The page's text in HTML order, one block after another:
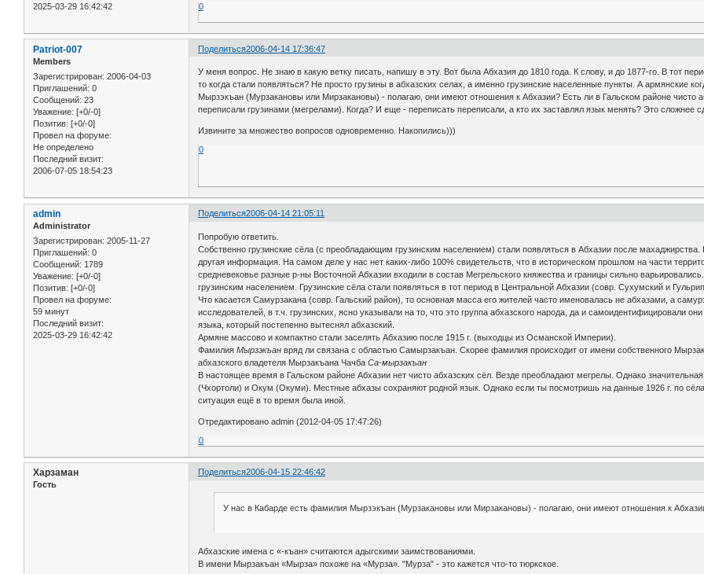
2025-03-29 16:42:42
0
Поделиться2006-04-14 17:36:47
Patriot-007
Members
Зарегистрирован: 2006-04-03
Приглашений: 0
Сообщений: 23
Уважение: [+0/-0]
Позитив: [+0/-0]
Провел на форуме:
Не определено
Последний визит:
2006-07-05 18:54:23
У меня вопрос. Не знаю в какую ветку писать, напишу в эту. Вот была Абхазия до 1810 года. К слову, и до 1877-го. В тот
то когда стали появляться? Не просто грузины в абхазских селах, а именно грузинские населенные пункты. А армянские
Мырзэкъан (Мурзакановы или Мирзакановы) - полагаю, они имеют отношения к Абхазии? Есть ли в Гальском районе чисто
переписали грузинами (мегрелами). Когда? И еще - переписать переписали, а кто их заставлял язык менять? Это сложнее
Извините за множество вопросов одновременно. Накопились)))
0
Поделиться2006-04-14 21:05:11
admin
Administrator
Зарегистрирован: 2005-11-27
Приглашений: 0
Сообщений: 1789
Уважение: [+0/-0]
Позитив: [+0/-0]
Провел на форуме:
59 минут
Последний визит:
2025-03-29 16:42:42
Попробую ответить.
Собственно грузинские сёла (с преобладающим грузинским населением) стали появляться в Абхазии после
другая информация. На самом деле у нас нет каких-либо 100% свидетельств, что в историческом прошлом на части
средневековье разные р-ны Восточной Абхазии входили в состав Мегрельского княжества и границы сильно
грузинским населением. Грузинские сёла стали появляться в тот период в Центральной Абхазии (совр. Сухумский и
Что касается Самурзакана (совр. Гальский район), то основная масса его жителей часто именовалась не абхазами, а
исследователей, в т.ч. грузинских, ясно указывали на то, что это группа абхазского народа, да и самоидентифицировали
языка, который постепенно вытеснял абхазский.
Армяне массово и компактно стали заселять Абхазию после 1915 г. (выходцы из Османской Империи).
ФамилияМырзэкъан вряд ли связана с областью Самырзакъан. Скорее фамилия происходит от имени собственного
абхазского владетеля Мырзакъана ЧачбаСа-мырзакъан
В настоящее время в Гальском районе Абхазии нет чисто абхазских сёл. Везде преобладают мегрелы. Однако
(Чхортоли) и Окум (Окуми). Местные абхазы сохраняют родной язык. Однако если ты посмотришь на данные 1926 г. по
ситуация ещё в то время была иной.
Отредактировано admin (2012-04-05 17:47:26)
0
Поделиться2006-04-15 22:46:42
Харзаман
Гость
У нас в Кабарде есть фамилия Мырзэкъан (Мурзакановы или Мирзакановы) - полагаю, они имеют отношения к
Абхазские имена с «-къан» считаются адыгскими заимствованиями.
В имени Мырзакъан «Мырза» похоже на «Мурза». "Мурза" - это кажется что-то тюркское.